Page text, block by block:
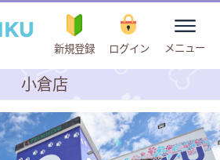
新規登録 ログイン
toggle
メニュー
小倉店